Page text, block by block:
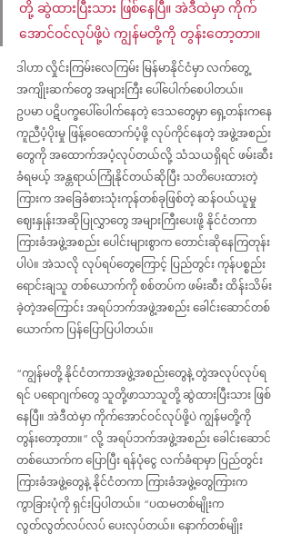
တို့ ဆွဲထားပြီးသား ဖြစ်နေပြီ။ အဲဒီထဲမှာ ကိုက်
အောင်ဝင်လုပ်ဖို့ပဲ ကျွန်မတို့ကို တွန်း‌တော့တာ။
ဒါဟာ လှိုင်းကြမ်းလေကြမ်း မြန်မာနိုင်ငံမှာ လက်တွေ့
အကျိုးဆက်တွေ အများကြီး ပေါ်ပေါက်စေပါတယ်။
ဥပမာ ပဋိပက္ခပေါ်ပေါက်နေတဲ့ ဒေသတွေမှာ ရှေ့တန်းကနေ
ကူညီပံ့ပိုးမှု ဖြန့်ဝေထောက်ပံ့ဖို့ လုပ်ကိုင်နေတဲ့ အဖွဲ့အစည်း
တွေကို အထောက်အပံ့လုပ်တယ်လို့ သံသယရှိရင် ဖမ်းဆီး
ခံရမယ့် အန္တရာယ်ကြုံနိုင်တယ်ဆိုပြီး သ‌တိပေးထားတဲ့
ကြားက အ‌ခြေခံစားသုံးကုန်တစ်ခုဖြစ်တဲ့ ဆန်ဝယ်ယူမှု
ဈေးနှုန်းအဆိုပြုလွှာတွေ အများကြီးပေးဖို့ နိုင်ငံတကာ
ကြားခံအဖွဲ့အစည်း ပေါင်းများစွာက တောင်းဆိုနေကြတုန်း
ပါပဲ။ အဲသလို လုပ်ရပ်တွေကြောင့် ပြည်တွင်း ကုန်ပစ္စည်း
ရောင်းချသူ တစ်ယောက်ကို စစ်တပ်က ဖမ်းဆီး ထိန်းသိမ်း
ခဲ့တဲ့အကြောင်း အရပ်ဘက်အဖွဲ့အစည်း ခေါင်းဆောင်တစ်
ယောက်က ပြန်ပြောပြပါတယ်။
“ကျွန်မတို့ နိုင်ငံတကာအဖွဲ့အစည်းတွေနဲ့ တွဲအလုပ်လုပ်ရ
ရင် ပရောဂျက်တွေ သူတို့ဖာသာသူတို့ ဆွဲထားပြီးသား ဖြစ်
နေပြီ။ အဲဒီထဲမှာ ကိုက်အောင်ဝင်လုပ်ဖို့ပဲ ကျွန်မတို့ကို
တွန်း‌တော့တာ။” လို့ အရပ်ဘက်အဖွဲ့အစည်း ခေါင်းဆောင်
တစ်‌ယောက်က ပြောပြီး ရန်ပုံငွေ လက်ခံရာမှာ ပြည်တွင်း
ကြားခံအဖွဲ့တွေနဲ့ နိုင်ငံတကာ ကြားခံအဖွဲ့တွေကြားက
ကွာခြားပုံကို ရှင်းပြပါတယ်။ “ပထမတစ်မျိုးက
လွတ်လွတ်လပ်လပ် ပေးလုပ်တယ်။ နောက်တစ်မျိုး